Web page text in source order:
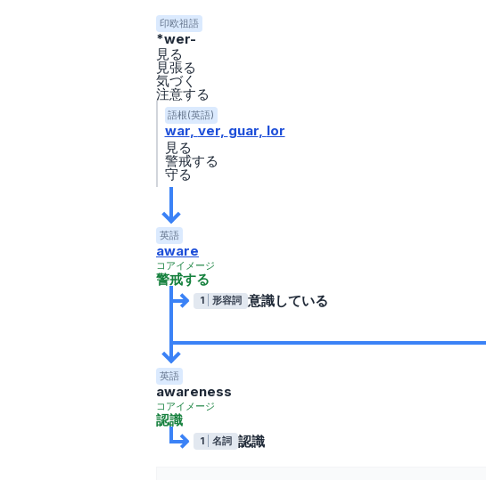
印欧祖語
*wer-
見る
見張る
気づく
注意する
語根(英語)
war ver guar lor
見る
警戒する
守る
英語
aware
コアイメージ
警戒する
1 形容詞 意識している
英語
awareness
コアイメージ
認識
1 名詞 認識